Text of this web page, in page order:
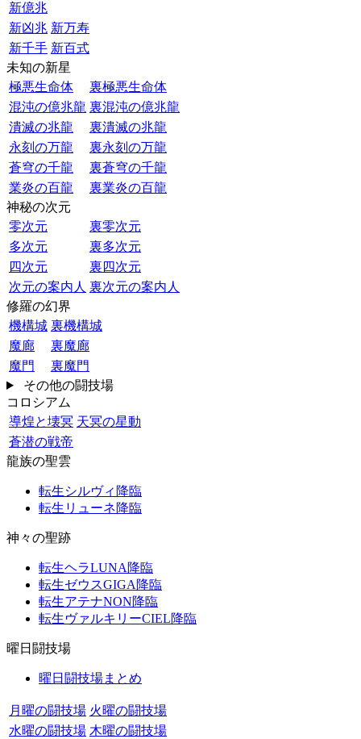
新億兆
新凶兆 新万寿
新千手 新百式
未知の新星
極悪生命体
裏極悪生命体
混沌の億兆龍 裏混沌の億兆龍
潰滅の兆龍
裏潰滅の兆龍
永刻の万龍
裏永刻の万龍
蒼穹の千龍
裏蒼穹の千龍
業炎の百龍
裏業炎の百龍
神秘の次元
零次元
裏零次元
多次元
裏多次元
四次元
裏四次元
次元の案内人 裏次元の案内人
修羅の幻界
機構城 裏機構城
魔廊
裏魔廊
魔門
裏魔門
その他の闘技場
コロシアム
導煌と壊冥 天冥の星動
蒼潜の戦帝
龍族の聖雲
転生シルヴィ降臨
転生リューネ降臨
神々の聖跡
転生ヘラLUNA降臨
転生ゼウスGIGA降臨
転生アテナNON降臨
転生ヴァルキリーCIEL降臨
曜日闘技場
曜日闘技場まとめ
月曜の闘技場 火曜の闘技場
水曜の闘技場 木曜の闘技場